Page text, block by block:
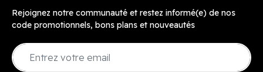
Rejoignez notre communauté et restez informé(e) de nos
code promotionnels, bons plans et nouveautés